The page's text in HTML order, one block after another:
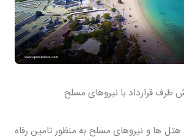
قرارداد با نیروهای مسلح
هتل ها و نیروهای مسلح به منظور تامین رفاه